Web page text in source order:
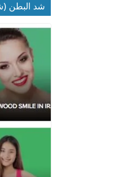
شد البطن